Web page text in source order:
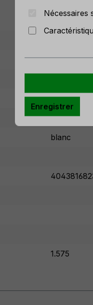
Pas en
blanc
1.575
Nécessaires
Enregistrer